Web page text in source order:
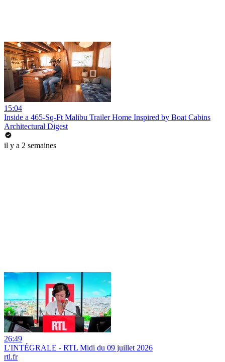
15:04
Inside a 465-Sq-Ft Malibu Trailer Home Inspired by Boat Cabins
Architectural Digest
il y a 2 semaines
26:49
L'INTÉGRALE - RTL Midi du 09 juillet 2026
rtl.fr